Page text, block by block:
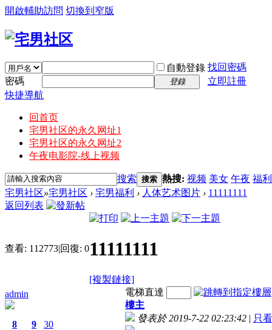
開啟輔助訪問 切換到窄版
自動登錄 找回密碼
密碼
登錄
立即註冊
快捷導航
回首页
宅男社区的永久网址1
宅男社区的永久网址2
午夜电影院-线上视频
搜索 搜索 熱搜: 视频 美女 午夜 福利
宅男社区»宅男社区 › 宅男福利 › 人体艺术图片 › 11111111
返回列表
查看: 112773|回復: 011111111
[複製鏈接]
admin
8 9 30
電梯直達
樓主
發表於 2019-7-22 02:23:42 | 只